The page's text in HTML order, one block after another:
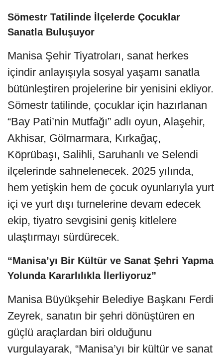
Sömestr Tatilinde İlçelerde Çocuklar
Sanatla Buluşuyor
Manisa Şehir Tiyatroları, sanat herkes
içindir anlayışıyla sosyal yaşamı sanatla
bütünleştiren projelerine bir yenisini ekliyor.
Sömestr tatilinde, çocuklar için hazırlanan
“Bay Pati’nin Mutfağı” adlı oyun, Alaşehir,
Akhisar, Gölmarmara, Kırkağaç,
Köprübaşı, Salihli, Saruhanlı ve Selendi
ilçelerinde sahnelenecek. 2025 yılında,
hem yetişkin hem de çocuk oyunlarıyla yurt
içi ve yurt dışı turnelerine devam edecek
ekip, tiyatro sevgisini geniş kitlelere
ulaştırmayı sürdürecek.
“Manisa’yı Bir Kültür ve Sanat Şehri Yapma
Yolunda Kararlılıkla İlerliyoruz”
Manisa Büyükşehir Belediye Başkanı Ferdi
Zeyrek, sanatın bir şehri dönüştüren en
güçlü araçlardan biri olduğunu
vurgulayarak, “Manisa’yı bir kültür ve sanat